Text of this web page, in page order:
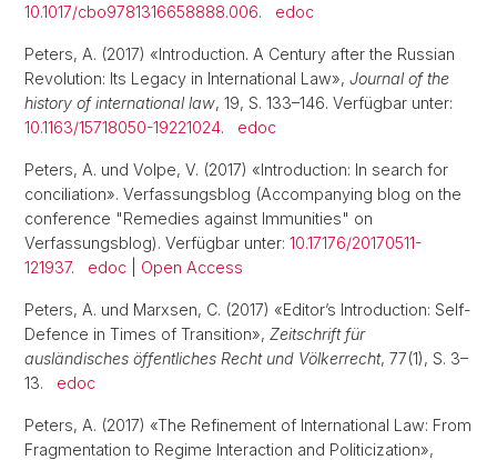
10.1017/cbo9781316658888.006. edoc
Peters, A. (2017) «Introduction. A Century after the Russian
Revolution: Its Legacy in International Law», Journal of the
history of international law, 19, S. 133–146. Verfügbar unter:
10.1163/15718050-19221024. edoc
Peters, A. und Volpe, V. (2017) «Introduction: In search for
conciliation». Verfassungsblog (Accompanying blog on the
conference "Remedies against Immunities" on
Verfassungsblog). Verfügbar unter: 10.17176/20170511-
121937. edoc Open Access
Peters, A. und Marxsen, C. (2017) «Editor’s Introduction: Self-
Defence in Times of Transition», Zeitschrift für
ausländisches öffentliches Recht und Völkerrecht, 77(1), S. 3–
13. edoc
Peters, A. (2017) «The Refinement of International Law: From
Fragmentation to Regime Interaction and Politicization»,